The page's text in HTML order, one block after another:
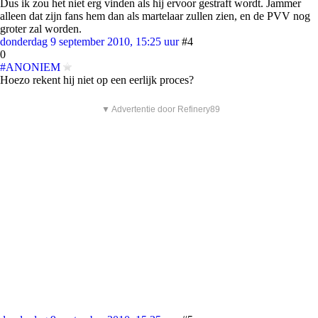
Dus ik zou het niet erg vinden als hij ervoor gestraft wordt. Jammer
alleen dat zijn fans hem dan als martelaar zullen zien, en de PVV nog
groter zal worden.
donderdag 9 september 2010, 15:25 uur #4
0
#ANONIEM
Hoezo rekent hij niet op een eerlijk proces?
▼ Advertentie door Refinery89